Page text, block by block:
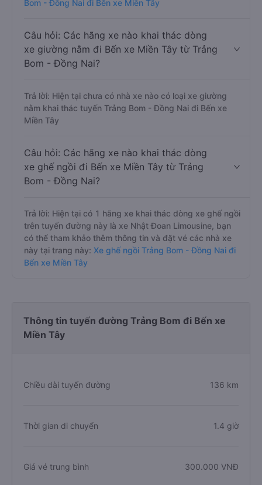
Bom - Đồng Nai đi Bến xe Miền Tây
Câu hỏi: Các hãng xe nào khai thác dòng
xe giường nằm đi Bến xe Miền Tây từ Trảng
Bom - Đồng Nai?
Trả lời: Hiện tại chưa có nhà xe nào có loại xe giường
nằm khai thác tuyến Trảng Bom - Đồng Nai đi Bến xe
Miền Tây
Câu hỏi: Các hãng xe nào khai thác dòng
xe ghế ngồi đi Bến xe Miền Tây từ Trảng
Bom - Đồng Nai?
Trả lời: Hiện tại có 1 hãng xe khai thác dòng xe ghế ngồi
trên tuyến đường này là xe Nhật Đoan Limousine, bạn
có thể tham khảo thêm thông tin và đặt vé các nhà xe
này tại trang này: Xe ghế ngồi Trảng Bom - Đồng Nai đi
Bến xe Miền Tây
Thông tin tuyến đường Trảng Bom đi Bến xe
Miền Tây
Chiều dài tuyến đường 136 km
Thời gian di chuyển 1.4 giờ
Giá vé trung bình 300.000 VNĐ